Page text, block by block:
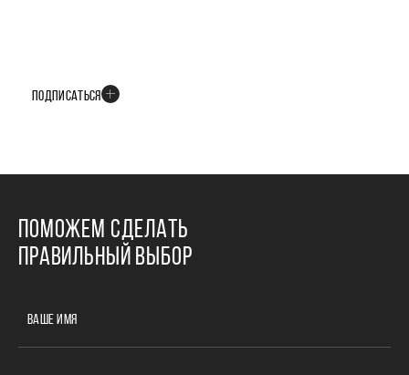
ПОДПИСАТЬСЯ
ПОМОЖЕМ СДЕЛАТЬ
ПРАВИЛЬНЫЙ ВЫБОР
ВАШЕ ИМЯ